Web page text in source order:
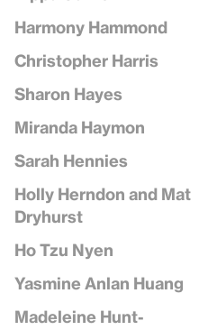
Harmony Hammond
Christopher Harris
Sharon Hayes
Miranda Haymon
Sarah Hennies
Holly Herndon and Mat
Dryhurst
Ho Tzu Nyen
Yasmine Anlan Huang
Madeleine Hunt-